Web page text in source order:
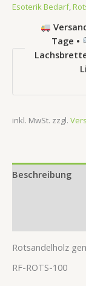
Esoterik Bedarf,
Tage •
inkl. MwSt. zzgl.
Beschreibung
Rotsandelholz
RF-ROTS-100